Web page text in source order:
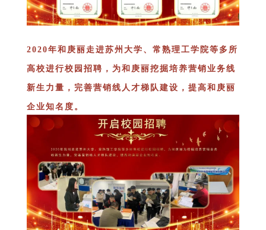
2020年和庚丽走进苏州大学、常熟理工学院等多所
高校进行校园招聘，为和庚丽挖掘培养营销业务线
新生力量，完善营销线人才梯队建设，提高和庚丽
企业知名度。